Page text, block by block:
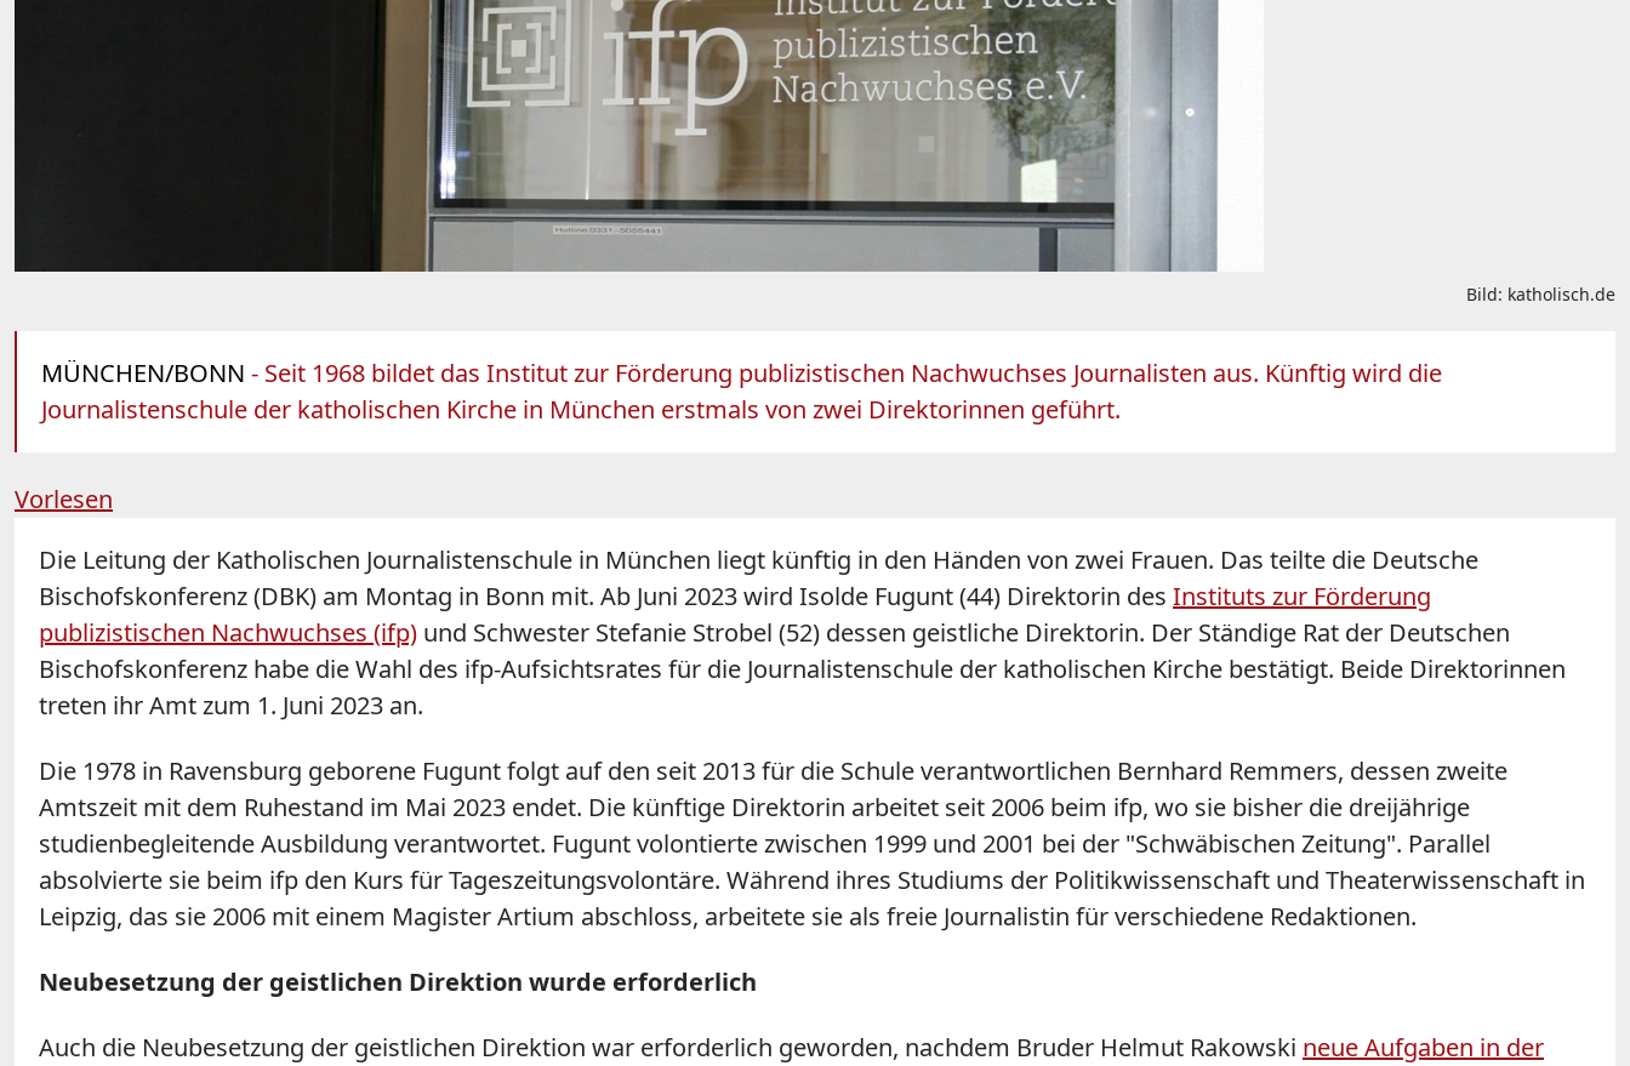
Bild: katholisch.de
MÜNCHEN/BONN - Seit 1968 bildet das Institut zur Förderung publizistischen Nachwuchses Journalisten aus. Künftig wird die
Journalistenschule der katholischen Kirche in München erstmals von zwei Direktorinnen geführt.
Vorlesen
Die Leitung der Katholischen Journalistenschule in München liegt künftig in den Händen von zwei Frauen. Das teilte die Deutsche
Bischofskonferenz (DBK) am Montag in Bonn mit. Ab Juni 2023 wird Isolde Fugunt (44) Direktorin des Instituts zur Förderung
publizistischen Nachwuchses (ifp) und Schwester Stefanie Strobel (52) dessen geistliche Direktorin. Der Ständige Rat der Deutschen
Bischofskonferenz habe die Wahl des ifp-Aufsichtsrates für die Journalistenschule der katholischen Kirche bestätigt. Beide Direktorinnen
treten ihr Amt zum 1. Juni 2023 an.
Die 1978 in Ravensburg geborene Fugunt folgt auf den seit 2013 für die Schule verantwortlichen Bernhard Remmers, dessen zweite
Amtszeit mit dem Ruhestand im Mai 2023 endet. Die künftige Direktorin arbeitet seit 2006 beim ifp, wo sie bisher die dreijährige
studienbegleitende Ausbildung verantwortet. Fugunt volontierte zwischen 1999 und 2001 bei der "Schwäbischen Zeitung". Parallel
absolvierte sie beim ifp den Kurs für Tageszeitungsvolontäre. Während ihres Studiums der Politikwissenschaft und Theaterwissenschaft in
Leipzig, das sie 2006 mit einem Magister Artium abschloss, arbeitete sie als freie Journalistin für verschiedene Redaktionen.
Neubesetzung der geistlichen Direktion wurde erforderlich
Auch die Neubesetzung der geistlichen Direktion war erforderlich geworden, nachdem Bruder Helmut Rakowski neue Aufgaben in der